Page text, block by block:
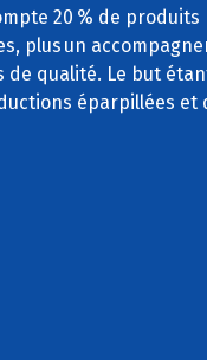
20 % de produits
plus un
de qualité. Le but
éparpillées et